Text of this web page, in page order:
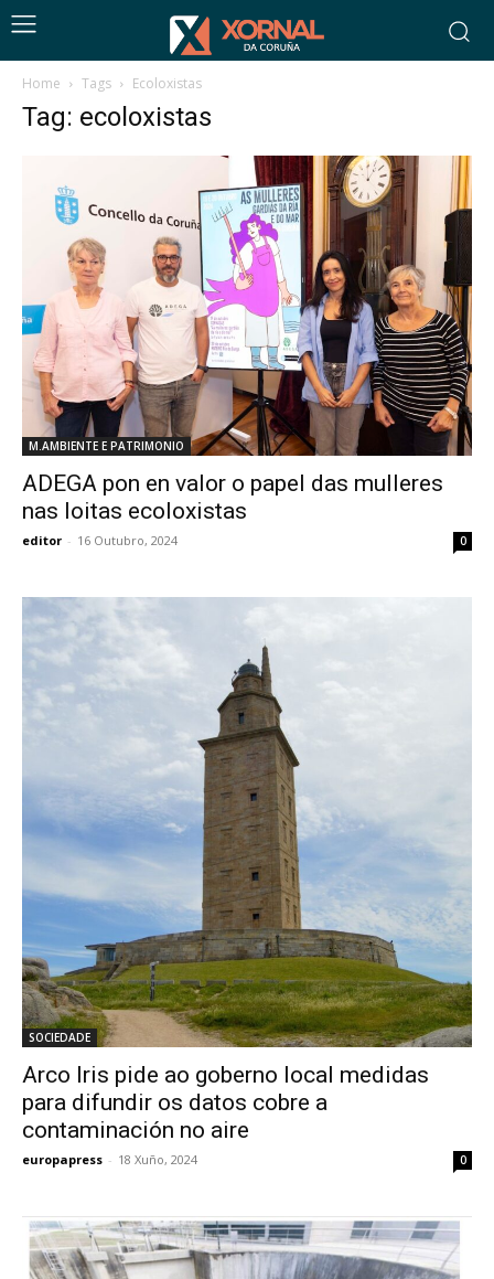
Home Tags Ecoloxistas
Tag: ecoloxistas
M.AMBIENTE E PATRIMONIO
ADEGA pon en valor o papel das mulleres
nas loitas ecoloxistas
editor - 16 Outubro, 2024 0
SOCIEDADE
Arco Iris pide ao goberno local medidas
para difundir os datos cobre a
contaminación no aire
europapress - 18 Xuño, 2024 0